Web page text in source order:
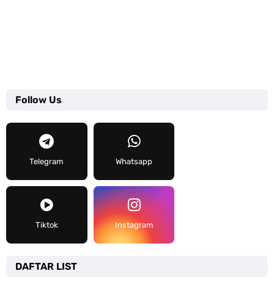
Follow Us
Telegram Whatsapp
Tiktok Instagram
DAFTAR LIST